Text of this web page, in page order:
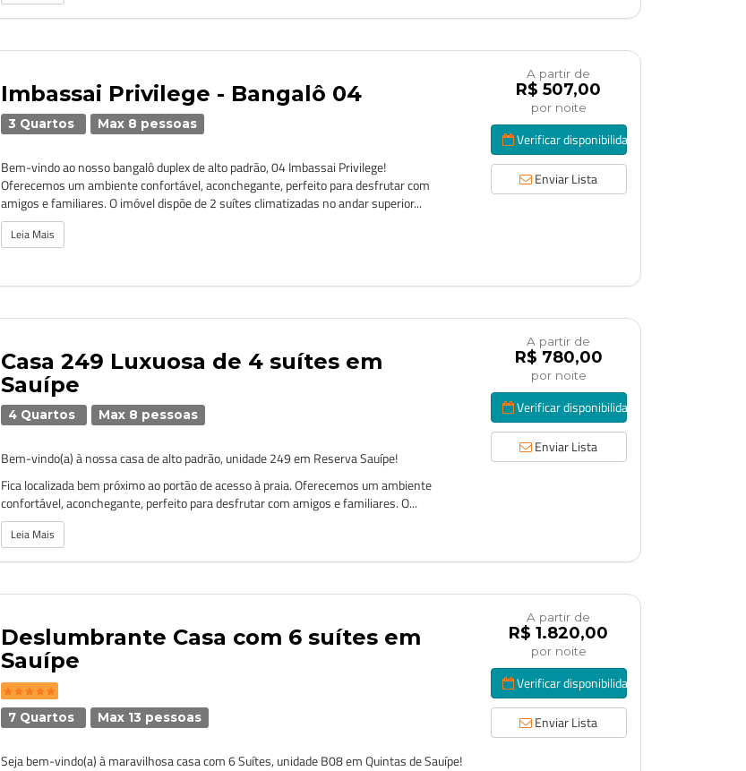
Imbassai Privilege - Bangalô 04
3 Quartos Max 8 pessoas
Bem-vindo ao nosso bangalô duplex de alto padrão, 04 Imbassai Privilege!
Oferecemos um ambiente confortável, aconchegante, perfeito para desfrutar com
amigos e familiares. O imóvel dispõe de 2 suítes climatizadas no andar superior...
Leia Mais
A partir de
R$ 507,00
por noite
Verificar disponibilidade
Enviar Lista
Casa 249 Luxuosa de 4 suítes em
Sauípe
4 Quartos Max 8 pessoas
Bem-vindo(a) à nossa casa de alto padrão, unidade 249 em Reserva Sauípe!
Fica localizada bem próximo ao portão de acesso à praia. Oferecemos um ambiente
confortável, aconchegante, perfeito para desfrutar com amigos e familiares. O...
Leia Mais
A partir de
R$ 780,00
por noite
Verificar disponibilidade
Enviar Lista
Deslumbrante Casa com 6 suítes em
Sauípe
7 Quartos Max 13 pessoas
Seja bem-vindo(a) à maravilhosa casa com 6 Suítes, unidade B08 em Quintas de Sauípe!
A partir de
R$ 1.820,00
por noite
Verificar disponibilidade
Enviar Lista